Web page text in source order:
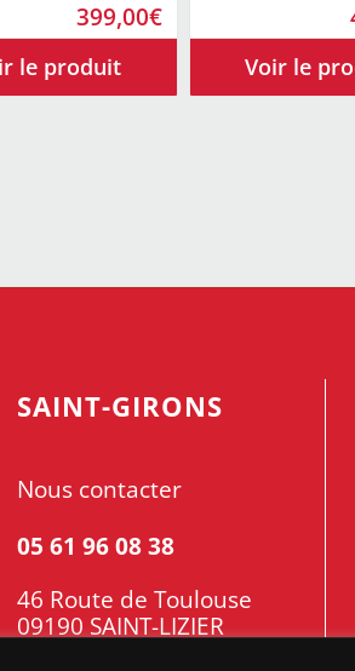
399,00€
SAINT-GIRONS
Nous contacter
05 61 96 08 38
46 Route de Toulouse
09190 SAINT-LIZIER